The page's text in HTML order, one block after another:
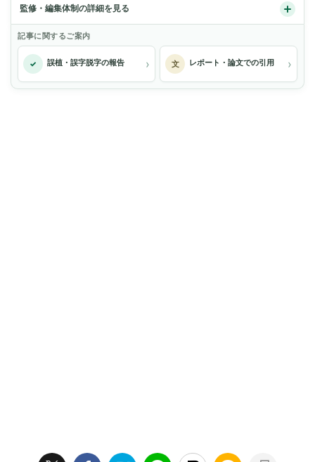
監修・編集体制の詳細を見る
記事に関するご案内
✓ 誤植・誤字脱字の報告 › 文 レポート・論文での引用 ›